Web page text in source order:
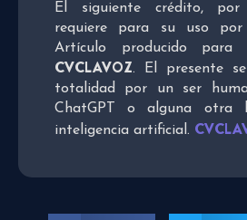
El siguiente crédito, por
requiere para su uso
Artículo producido para
CVCLAVOZ. El presente
totalidad por un ser
ChatGPT o alguna otra
inteligencia artificial.